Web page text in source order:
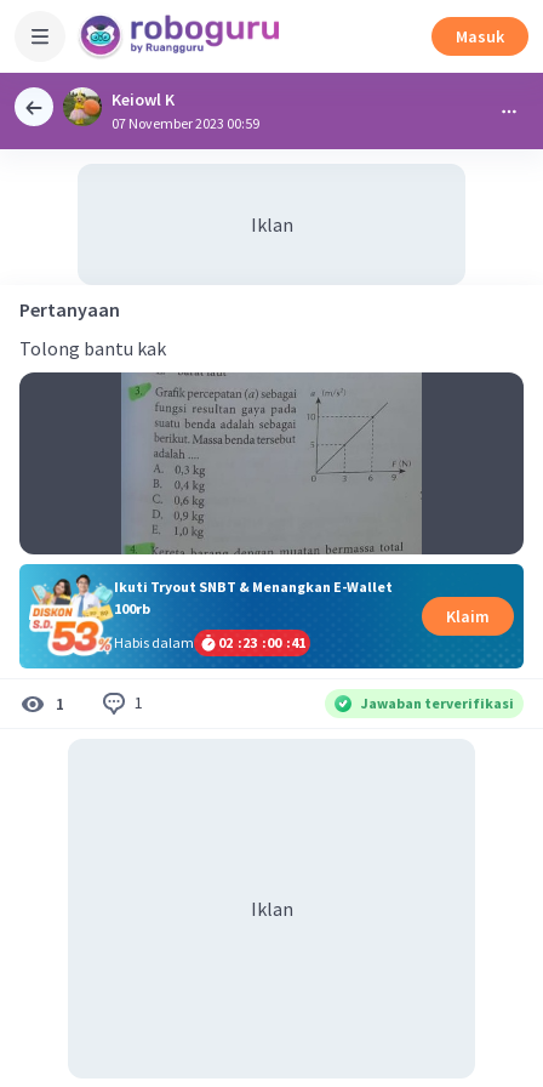
Masuk
Keiowl K
07 November 2023 00:59
Iklan
Pertanyaan
Tolong bantu kak
Ikuti Tryout SNBT & Menangkan E-Wallet
100rb
Habis dalam
02 :23 :00 :40
Klaim
1 1 Jawaban terverifikasi
Iklan